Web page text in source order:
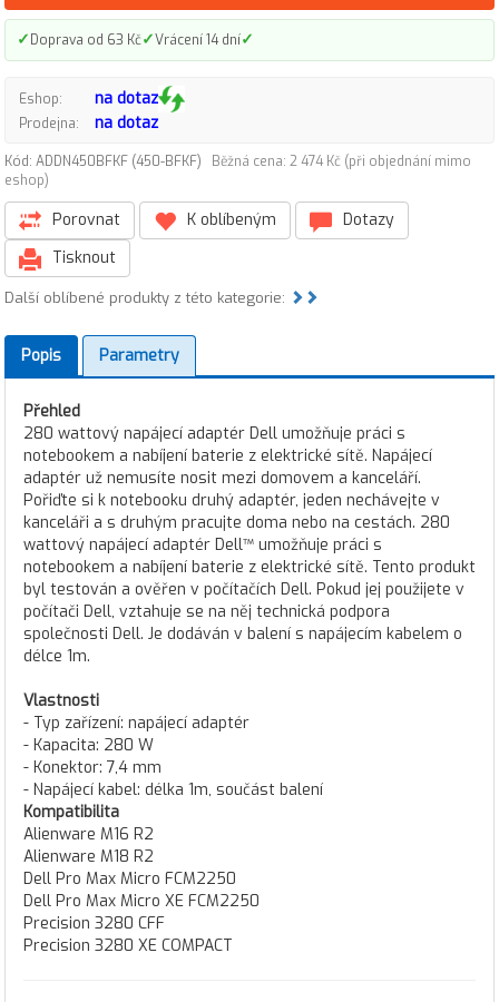
✓Doprava od 63 Kč✓Vrácení 14 dní✓
Eshop: na dotaz
Prodejna: na dotaz
Kód: ADDN450BFKF (450-BFKF)
Běžná cena: 2 474 Kč (při objednání mimo
eshop)
Porovnat K oblíbeným
Dotazy
Tisknout
Další oblíbené produkty z této kategorie:
Popis Parametry
Přehled
280 wattový napájecí adaptér Dell umožňuje práci s
notebookem a nabíjení baterie z elektrické sítě. Napájecí
adaptér už nemusíte nosit mezi domovem a kanceláří.
Pořiďte si k notebooku druhý adaptér, jeden nechávejte v
kanceláři a s druhým pracujte doma nebo na cestách. 280
wattový napájecí adaptér Dell™ umožňuje práci s
notebookem a nabíjení baterie z elektrické sítě. Tento produkt
byl testován a ověřen v počítačích Dell. Pokud jej použijete v
počítači Dell, vztahuje se na něj technická podpora
společnosti Dell. Je dodáván v balení s napájecím kabelem o
délce 1m.
Vlastnosti
- Typ zařízení: napájecí adaptér
- Kapacita: 280 W
- Konektor: 7,4 mm
- Napájecí kabel: délka 1m, součást balení
Kompatibilita
Alienware M16 R2
Alienware M18 R2
Dell Pro Max Micro FCM2250
Dell Pro Max Micro XE FCM2250
Precision 3280 CFF
Precision 3280 XE COMPACT